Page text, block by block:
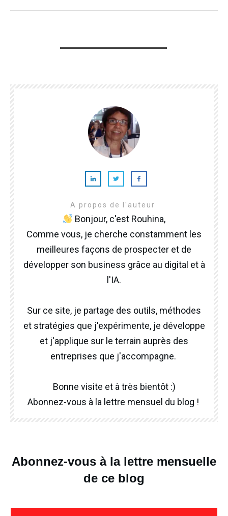
A propos de l'auteur
Bonjour, c'est Rouhina,
Comme vous, je cherche constamment les
meilleures façons de prospecter et de
développer son business grâce au digital et à
l'IA.
Sur ce site, je partage des outils, méthodes
et stratégies que j'expérimente, je développe
et j'applique sur le terrain auprès des
entreprises que j'accompagne.
Bonne visite et à très bientôt :)
Abonnez-vous à la lettre mensuel du blog !
Abonnez-vous à la lettre mensuelle
de ce blog